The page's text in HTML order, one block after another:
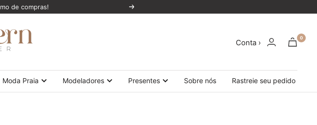
de compras! Próxima
Conta ›
0
Moda Praia Modeladores Presentes Sobre nós Rastreie seu pedido